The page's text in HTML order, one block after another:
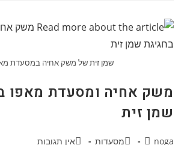
שמן זית של משק אחיה במסעדת
משק אחיה ומסעדת מאפו
שמן זית
noga מסעדות אין תגובות